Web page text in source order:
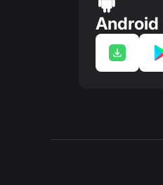
Android